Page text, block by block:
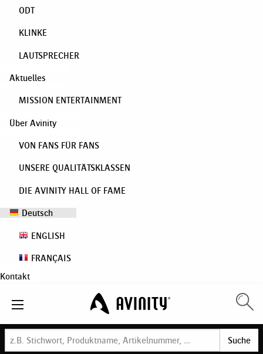
ODT
KLINKE
LAUTSPRECHER
Aktuelles
MISSION ENTERTAINMENT
Über Avinity
VON FANS FÜR FANS
UNSERE QUALITÄTSKLASSEN
DIE AVINITY HALL OF FAME
Deutsch
ENGLISH
FRANÇAIS
Kontakt
Suche